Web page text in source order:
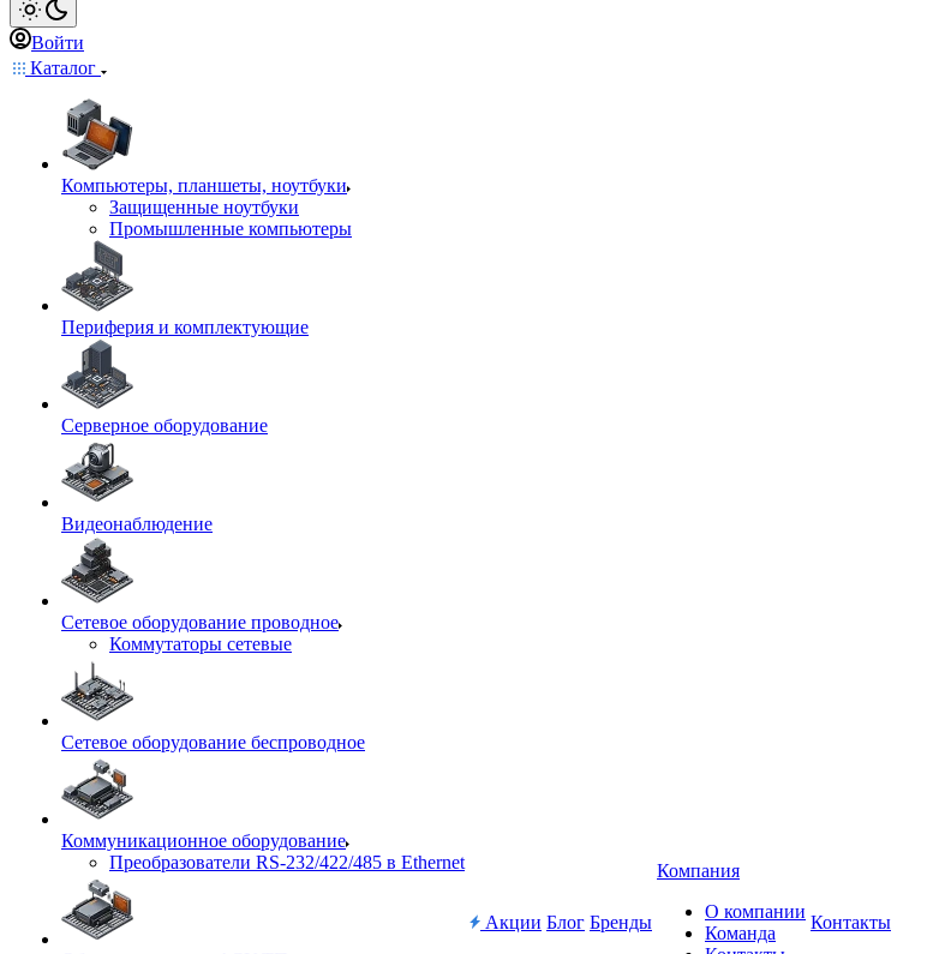
Войти
Каталог
Компьютеры, планшеты, ноутбуки
Защищенные ноутбуки
Промышленные компьютеры
Периферия и комплектующие
Серверное оборудование
Видеонаблюдение
Сетевое оборудование проводное
Коммутаторы сетевые
Сетевое оборудование беспроводное
Коммуникационное оборудование
Преобразователи RS-232/422/485 в Ethernet
Акции Блог Бренды
Компания
О компании
Команда
Контакты